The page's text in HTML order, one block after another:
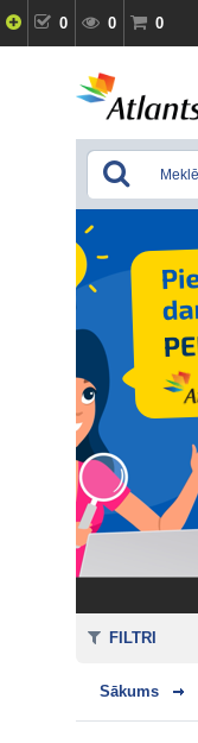
0 0 0
Sākums
FILTRI